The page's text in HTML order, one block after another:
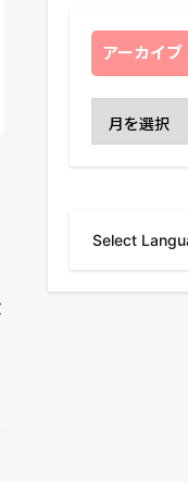
アーカイブ
Select